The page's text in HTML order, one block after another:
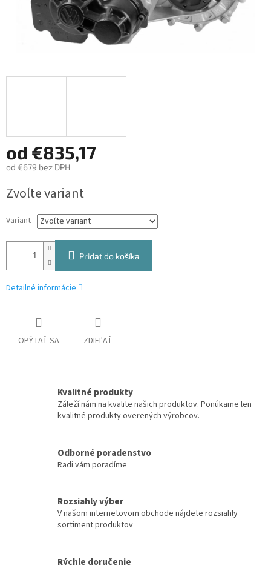
od €835,17
od €679 bez DPH
cena:
Zvoľte variant
Variant
Pridať do košíka
Detailné informácie
OPÝTAŤ SA ZDIEĽAŤ
Kvalitné produkty
Záleží nám na kvalite našich produktov. Ponúkame len
kvalitné produkty overených výrobcov.
Odborné poradenstvo
Radi vám poradíme
Rozsiahly výber
V našom internetovom obchode nájdete rozsiahly
sortiment produktov
Rýchle doručenie